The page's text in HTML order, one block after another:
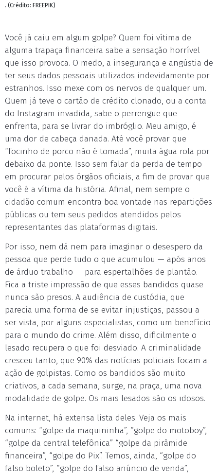
. (Crédito: FREEPIK)
Você já caiu em algum golpe? Quem foi vítima de
alguma trapaça financeira sabe a sensação horrível
que isso provoca. O medo, a insegurança e angústia de
ter seus dados pessoais utilizados indevidamente por
estranhos. Isso mexe com os nervos de qualquer um.
Quem já teve o cartão de crédito clonado, ou a conta
do Instagram invadida, sabe o perrengue que
enfrenta, para se livrar do imbróglio. Meu amigo, é
uma dor de cabeça danada. Até você provar que
“focinho de porco não é tomada”, muita água rola por
debaixo da ponte. Isso sem falar da perda de tempo
em procurar pelos órgãos oficiais, a fim de provar que
você é a vítima da história. Afinal, nem sempre o
cidadão comum encontra boa vontade nas repartições
públicas ou tem seus pedidos atendidos pelos
representantes das plataformas digitais.
Por isso, nem dá nem para imaginar o desespero da
pessoa que perde tudo o que acumulou — após anos
de árduo trabalho — para espertalhões de plantão.
Fica a triste impressão de que esses bandidos quase
nunca são presos. A audiência de custódia, que
parecia uma forma de se evitar injustiças, passou a
ser vista, por alguns especialistas, como um benefício
para o mundo do crime. Além disso, dificilmente o
lesado recupera o que foi desviado. A criminalidade
cresceu tanto, que 90% das notícias policiais focam a
ação de golpistas. Como os bandidos são muito
criativos, a cada semana, surge, na praça, uma nova
modalidade de golpe. Os mais lesados são os idosos.
Na internet, há extensa lista deles. Veja os mais
comuns: “golpe da maquininha”, “golpe do motoboy”,
“golpe da central telefônica” “golpe da pirâmide
financeira”, “golpe do Pix”. Temos, ainda, “golpe do
falso boleto”, “golpe do falso anúncio de venda”,